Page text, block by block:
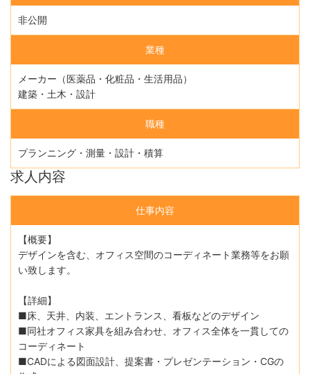
非公開
業種
メーカー（医薬品・化粧品・生活用品）
建築・土木・設計
職種
プランニング・測量・設計・積算
求人内容
仕事内容
【概要】
デザインを含む、オフィス空間のコーディネート業務等をお願
い致します。
【詳細】
■床、天井、内装、エントランス、看板などのデザイン
■同社オフィス家具を組み合わせ、オフィス全体を一貫しての
コーディネート
■CADによる図面設計、提案書・プレゼンテーション・CGの